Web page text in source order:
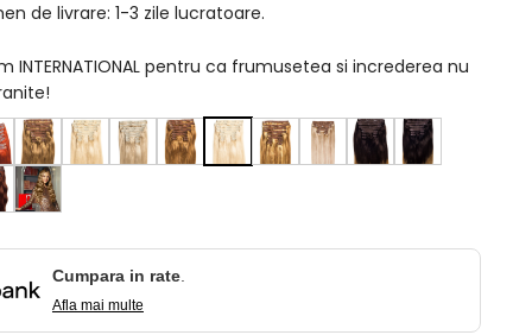
de livrare: 1-3 zile lucratoare.
INTERNATIONAL pentru ca frumusetea si increderea nu
Cumpara in rate.
Afla mai multe